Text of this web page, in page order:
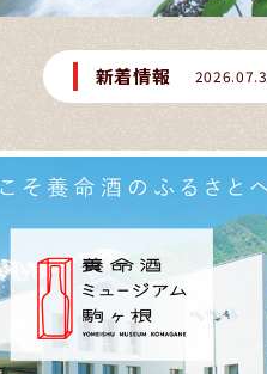
新着情報
「和養生にゅうめん 鴨南蛮」の表示不備に関するお詫びと自主回収のお知らせ